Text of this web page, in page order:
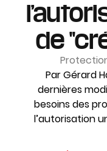
de
Par Gérard
dernières
besoins des
l’autorisation